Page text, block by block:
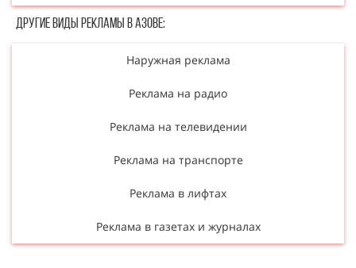
Другие в​​​​иды рекламы в Азове:
Наружная реклама
Реклама на радио
Реклама на телевидении
Реклама на транспорте
Реклама в лифтах
Реклама в газетах и журналах